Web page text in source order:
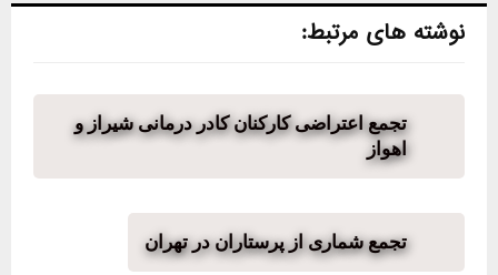
نوشته های مرتبط:
تجمع اعتراضی کارکنان کادر درمانی شیراز و
اهواز
تجمع شماری از پرستاران در تهران